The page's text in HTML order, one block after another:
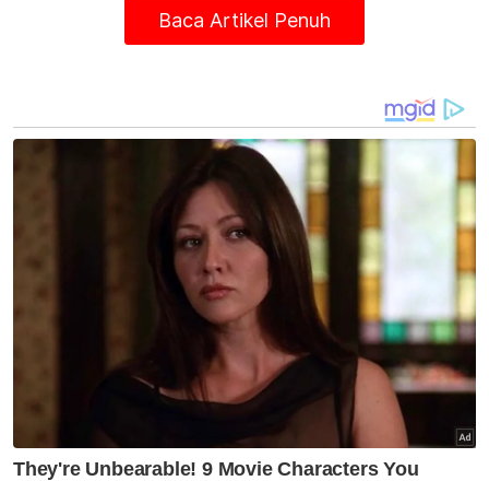
Seksyen 55E / 6(1)(c) Akta Imigresen
Muat turun aplikasi Sinar Harian. Klik di sini!
Baca Artikel Penuh